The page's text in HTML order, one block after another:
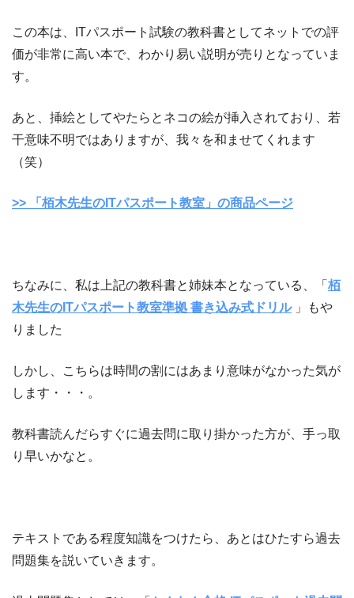
この本は、ITパスポート試験の教科書としてネットでの評
価が非常に高い本で、わかり易い説明が売りとなっていま
す。
あと、挿絵としてやたらとネコの絵が挿入されており、若
干意味不明ではありますが、我々を和ませてくれます
（笑）
>> 「栢木先生のITパスポート教室」の商品ページ
ちなみに、私は上記の教科書と姉妹本となっている、「 栢
木先生のITパスポート教室準拠 書き込み式ドリル 」もや
りました
しかし、こちらは時間の割にはあまり意味がなかった気が
します・・・。
教科書読んだらすぐに過去問に取り掛かった方が、手っ取
り早いかなと。
テキストである程度知識をつけたら、あとはひたすら過去
問題集を説いていきます。